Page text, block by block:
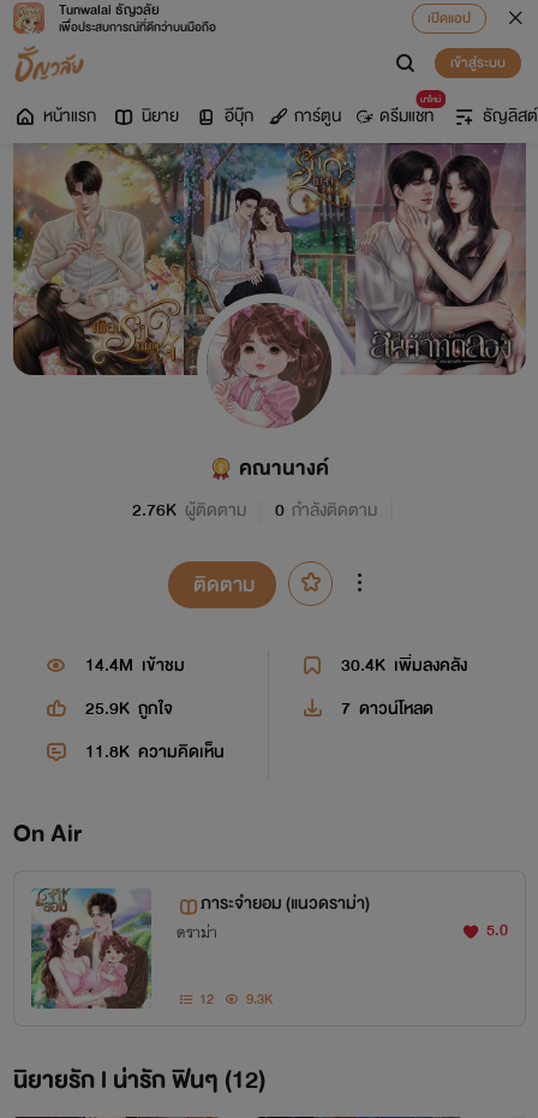
Tunwalai ธัญวลัย
เพื่อประสบการณ์ที่ดีกว่าบนมือถือ
เปิดแอป
เข้าสู่ระบบ
หน้าแรก นิยาย อีบุ๊ก การ์ตูน
มาใหม่
ดรีมแชท ธัญลิสต์
คณานางค์
2.76K ผู้ติดตาม 0 กำลังติดตาม
ติดตาม
14.4M เข้าชม 30.4K เพิ่มลงคลัง
25.9K ถูกใจ 7 ดาวน์โหลด
11.8K ความคิดเห็น
On Air
ภาระจำยอม (แนวดราม่า)
ดราม่า 5.0
12 9.3K
นิยายรัก l น่ารัก ฟินๆ (12)
2